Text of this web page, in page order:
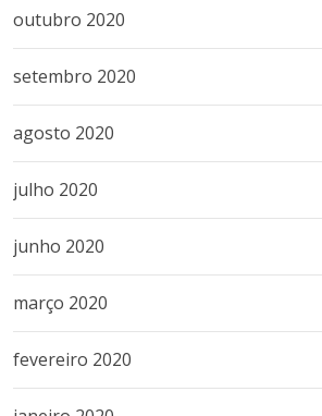
outubro 2020
setembro 2020
agosto 2020
julho 2020
junho 2020
março 2020
fevereiro 2020